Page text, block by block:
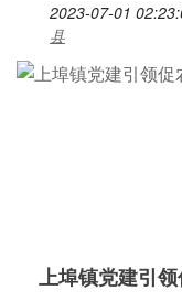
2023-07-01
县
上埠镇党建引